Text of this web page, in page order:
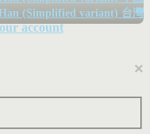
(Simplified variant) 台灣
account
×